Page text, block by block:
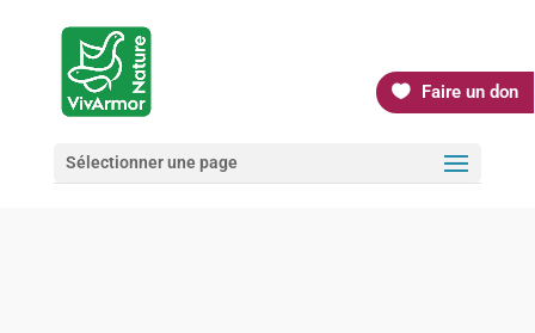
Faire un don
Sélectionner une page